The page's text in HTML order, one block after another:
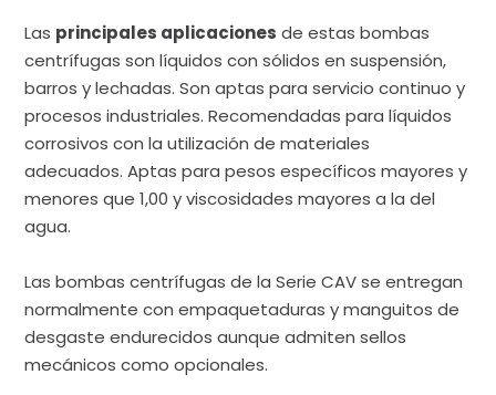
Las principales aplicaciones de estas bombas
centrífugas son líquidos con sólidos en suspensión,
barros y lechadas. Son aptas para servicio continuo y
procesos industriales. Recomendadas para líquidos
corrosivos con la utilización de materiales
adecuados. Aptas para pesos específicos mayores y
menores que 1,00 y viscosidades mayores a la del
agua.
Las bombas centrífugas de la Serie CAV se entregan
normalmente con empaquetaduras y manguitos de
desgaste endurecidos aunque admiten sellos
mecánicos como opcionales.